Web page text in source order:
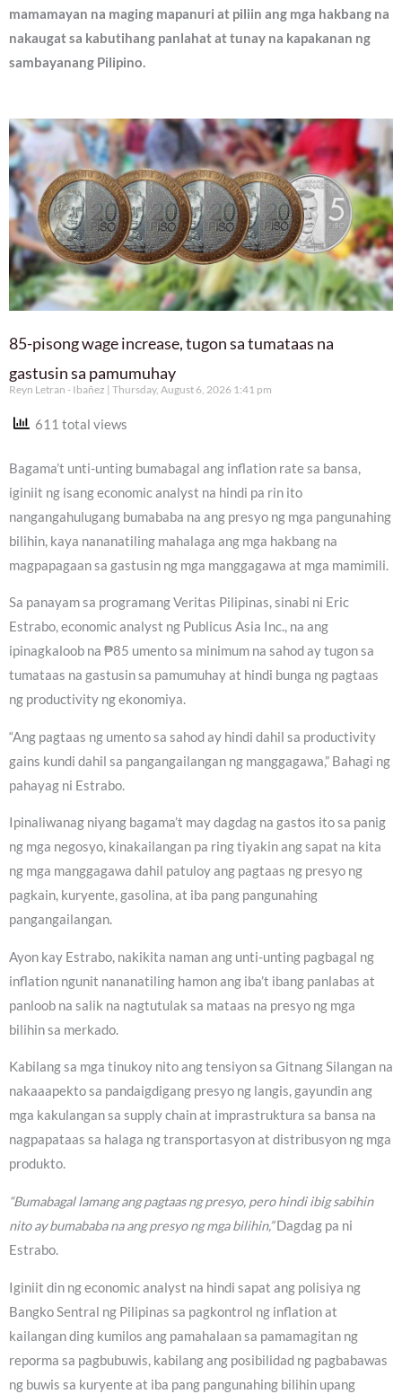
mamamayan na maging mapanuri at piliin ang mga hakbang na
nakaugat sa kabutihang panlahat at tunay na kapakanan ng
sambayanang Pilipino.
85-pisong wage increase, tugon sa tumataas na
gastusin sa pamumuhay
Reyn Letran - Ibañez Thursday, August 6, 2026 1:41 pm
611 total views
Bagama’t unti-unting bumabagal ang inflation rate sa bansa,
iginiit ng isang economic analyst na hindi pa rin ito
nangangahulugang bumababa na ang presyo ng mga pangunahing
bilihin, kaya nananatiling mahalaga ang mga hakbang na
magpapagaan sa gastusin ng mga manggagawa at mga mamimili.
Sa panayam sa programang Veritas Pilipinas, sinabi ni Eric
Estrabo, economic analyst ng Publicus Asia Inc., na ang
ipinagkaloob na ₱85 umento sa minimum na sahod ay tugon sa
tumataas na gastusin sa pamumuhay at hindi bunga ng pagtaas
ng productivity ng ekonomiya.
“Ang pagtaas ng umento sa sahod ay hindi dahil sa productivity
gains kundi dahil sa pangangailangan ng manggagawa,” Bahagi ng
pahayag ni Estrabo.
Ipinaliwanag niyang bagama’t may dagdag na gastos ito sa panig
ng mga negosyo, kinakailangan pa ring tiyakin ang sapat na kita
ng mga manggagawa dahil patuloy ang pagtaas ng presyo ng
pagkain, kuryente, gasolina, at iba pang pangunahing
pangangailangan.
Ayon kay Estrabo, nakikita naman ang unti-unting pagbagal ng
inflation ngunit nananatiling hamon ang iba’t ibang panlabas at
panloob na salik na nagtutulak sa mataas na presyo ng mga
bilihin sa merkado.
Kabilang sa mga tinukoy nito ang tensiyon sa Gitnang Silangan na
nakaaapekto sa pandaigdigang presyo ng langis, gayundin ang
mga kakulangan sa supply chain at imprastruktura sa bansa na
nagpapataas sa halaga ng transportasyon at distribusyon ng mga
produkto.
“Bumabagal lamang ang pagtaas ng presyo, pero hindi ibig sabihin
nito ay bumababa na ang presyo ng mga bilihin,”Dagdag pa ni
Estrabo.
Iginiit din ng economic analyst na hindi sapat ang polisiya ng
Bangko Sentral ng Pilipinas sa pagkontrol ng inflation at
kailangan ding kumilos ang pamahalaan sa pamamagitan ng
reporma sa pagbubuwis, kabilang ang posibilidad ng pagbabawas
ng buwis sa kuryente at iba pang pangunahing bilihin upang